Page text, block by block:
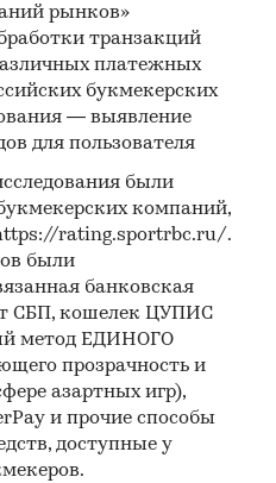
2017-2025
по кварталам 2024-
округов
2025 года в
округов
в 2025 году в
округов
округа
доступный
2025, прирост за
прироста к
предыдущего года
рынков»
транзакций
платежных
букмекерских
— выявление
для пользователя
были
компаний,
rating.sportrbc.ru/.
были
банковская
СБП, кошелек ЦУПИС
метод ЕДИНОГО
прозрачность и
азартных игр),
и прочие способы
доступные у